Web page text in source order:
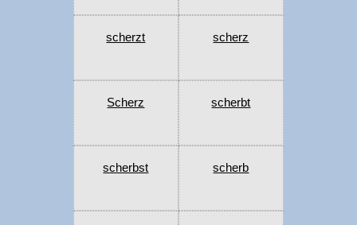
scherzt scherz
Scherz scherbt
scherbst scherb